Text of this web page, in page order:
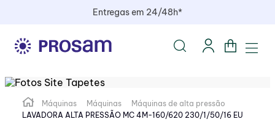
Entregas em 24/48h*
Máquinas Máquinas
Máquinas de alta pressão
LAVADORA ALTA PRESSÃO MC 4M-160/620 230/1/50/16 EU